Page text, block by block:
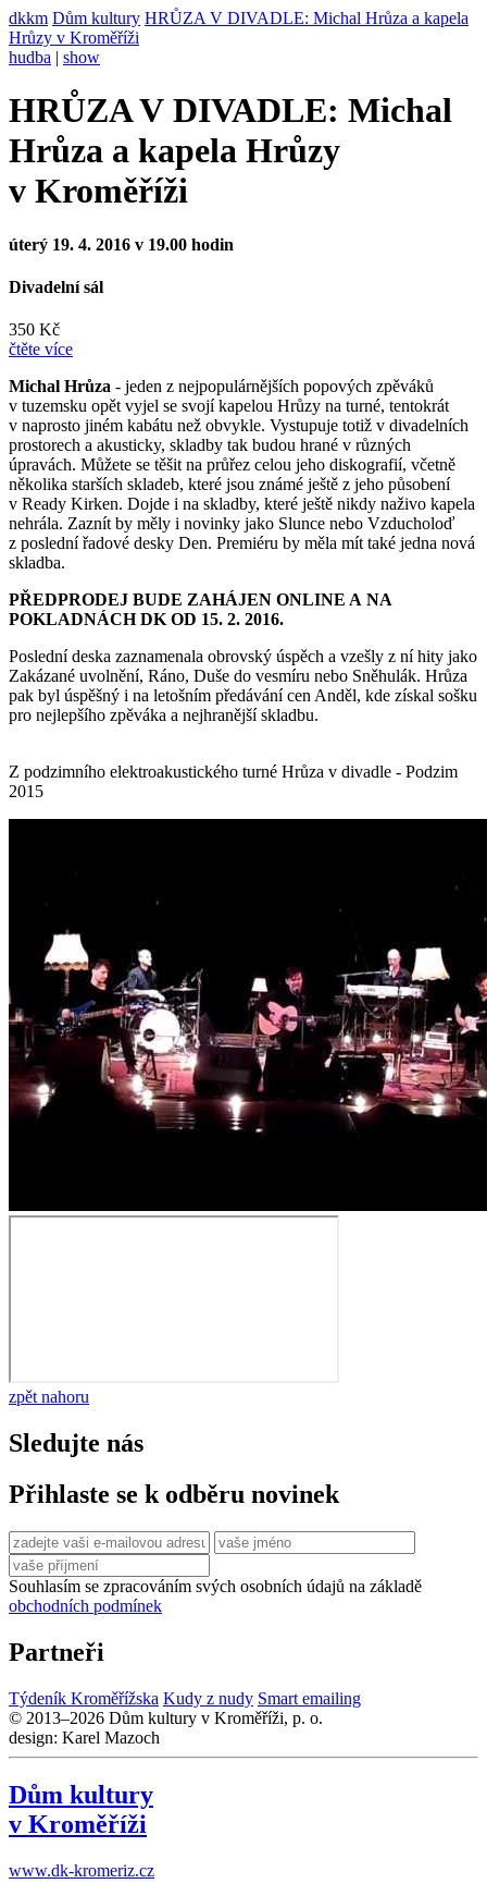
dkkm Dům kultury HRŮZA V DIVADLE: Michal Hrůza a kapela
Hrůzy v Kroměříži
hudba | show
HRŮZA V DIVADLE: Michal
Hrůza a kapela Hrůzy
v Kroměříži
úterý 19. 4. 2016 v 19.00 hodin
Divadelní sál
350 Kč
čtěte více
Michal Hrůza - jeden z nejpopulárnějších popových zpěváků
v tuzemsku opět vyjel se svojí kapelou Hrůzy na turné, tentokrát
v naprosto jiném kabátu než obvykle. Vystupuje totiž v divadelních
prostorech a akusticky, skladby tak budou hrané v různých
úpravách. Můžete se těšit na průřez celou jeho diskografií, včetně
několika starších skladeb, které jsou známé ještě z jeho působení
v Ready Kirken. Dojde i na skladby, které ještě nikdy naživo kapela
nehrála. Zaznít by měly i novinky jako Slunce nebo Vzducholoď
z poslední řadové desky Den. Premiéru by měla mít také jedna nová
skladba.
PŘEDPRODEJ BUDE ZAHÁJEN ONLINE A NA
POKLADNÁCH DK OD 15. 2. 2016.
Poslední deska zaznamenala obrovský úspěch a vzešly z ní hity jako
Zakázané uvolnění, Ráno, Duše do vesmíru nebo Sněhulák. Hrůza
pak byl úspěšný i na letošním předávání cen Anděl, kde získal sošku
pro nejlepšího zpěváka a nejhranější skladbu.
Z podzimního elektroakustického turné Hrůza v divadle - Podzim
2015
zpět nahoru
Sledujte nás
Přihlaste se k odběru novinek
Souhlasím se zpracováním svých osobních údajů na základě
obchodních podmínek
Partneři
Týdeník Kroměřížska Kudy z nudy Smart emailing
© 2013–2026 Dům kultury v Kroměříži, p. o.
design: Karel Mazoch
Dům kultury
v Kroměříži
www.dk-kromeriz.cz